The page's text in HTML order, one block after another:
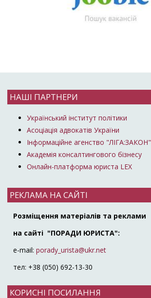
НАШІ ПАРТНЕРИ
Український інститут політики
Асоціація адвокатів України
Інформаційне агенство "ЛІГА:ЗАКОН"
Академія консалтингового бізнесу
Онлайн-платформа юриста LEX
РЕКЛАМА НА САЙТІ
Розміщення матеріалів та реклами
на сайті "ПОРАДИ ЮРИСТА":
e-mail: porady_urista@ukr.net
тел: +38 (050) 692-13-30
КОРИСНІ ПОСИЛАННЯ